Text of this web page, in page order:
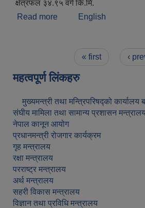
क्षेत्रफल ३४.९५ वर्ग कि.मि.
Read more about संक्षिप्त परिचय
English
« first ‹
महत्वपूर्ण लिंकहरु
मुख्यमन्त्री तथा मन्त्रिपरिषद्को कार्यालय
संघीय मामिला तथा सामान्य प्रशासन
नेपाल कानून आयोग
प्रधानमन्त्री रोजगार कार्यक्रम
गृह मन्त्रालय
रक्षा मन्त्रालय
परराष्ट्र मन्त्रालय
अर्थ मन्त्रालय
सहरी विकास मन्त्रालय
विज्ञान तथा प्रविधि मन्त्रालय